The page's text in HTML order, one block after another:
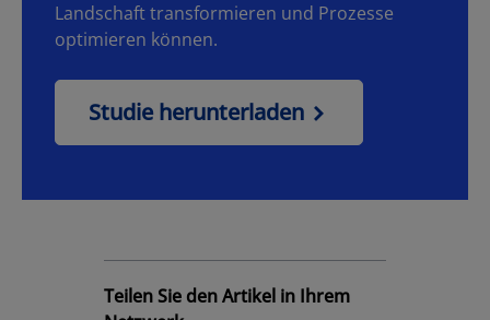
Landschaft transformieren und Prozesse
optimieren können.
Studie herunterladen
Teilen Sie den Artikel in Ihrem